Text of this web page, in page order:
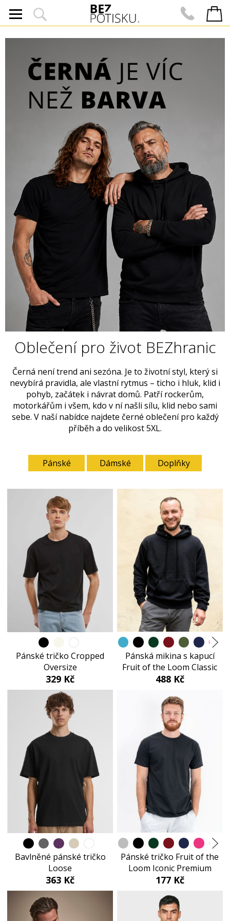
Oblečení pro život BEZhranic
Černá není trend ani sezóna. Je to životní styl, který si
nevybírá pravidla, ale vlastní rytmus – ticho i hluk, klid i
pohyb, začátek i návrat domů. Patří rockerům,
motorkářům i všem, kdo v ní našli sílu, klid nebo sami
sebe. V naší nabídce najdete černé oblečení pro každý
příběh a do velikost 5XL.
Pánské Dámské Doplňky
Pánské tričko Cropped
Oversize
329 Kč
Pánská mikina s kapucí
Fruit of the Loom Classic
488 Kč
Bavlněné pánské tričko
Loose
363 Kč
Pánské tričko Fruit of the
Loom Iconic Premium
177 Kč